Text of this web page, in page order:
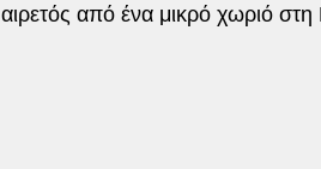
αιρετός από ένα μικρό χωριό